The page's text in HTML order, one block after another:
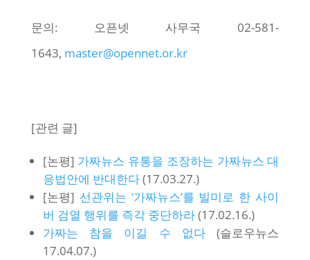
문의: 오픈넷 사무국 02-581-
1643, master@opennet.or.kr
[관련 글]
[논평] 가짜뉴스 유통을 조장하는 가짜뉴스 대
응법안에 반대한다(17.03.27.)
[논평] 선관위는 ‘가짜뉴스’를 빌미로 한 사이
버 검열 행위를 즉각 중단하라(17.02.16.)
가짜는 참을 이길 수 없다(슬로우뉴스
17.04.07.)